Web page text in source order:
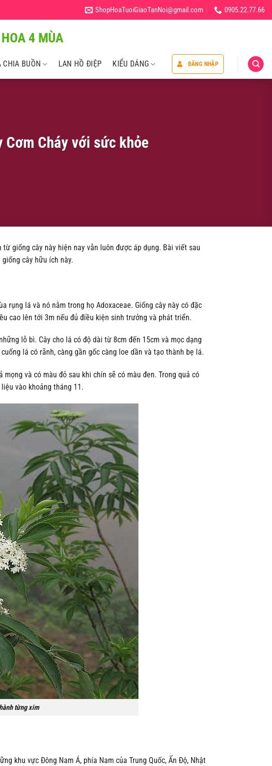
ShopHoaTuoiGiaoTanNoi@gmail.com 0905.22.77.66
4 MÙA
CHIA BUỒN LAN HỒ ĐIỆP KIỂU DÁNG ĐĂNG NHẬP
Cháy với sức khỏe
giống cây này hiện nay vẫn luôn được áp dụng. Bài viết sau
cây hữu ích này.
rụng lá và nó nằm trong họ Adoxaceae. Giống cây này có đặc
cao lên tới 3m nếu đủ điều kiện sinh trưởng và phát triển.
lỗ bì. Cây cho lá có độ dài từ 8cm đến 15cm và mọc dạng
lá có rãnh, càng gần gốc càng loe dần và tạo thành bẹ lá.
và có màu đỏ sau khi chín sẽ có màu đen. Trong quả có
vào khoảng tháng 11.
từng xim
khu vực Đông Nam Á, phía Nam của Trung Quốc, Ấn Độ, Nhật